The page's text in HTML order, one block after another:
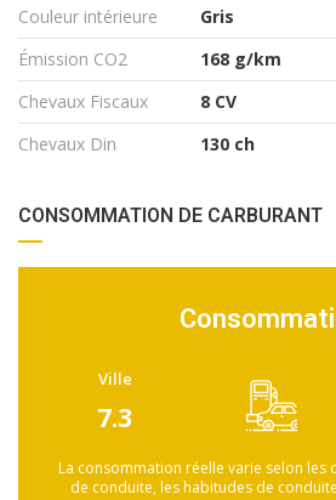
Couleur intérieure
Gris
Émission CO2
168 g/km
Chevaux Fiscaux
8 CV
Chevaux Din
130 ch
CONSOMMATION DE CARBURANT
Ville
7.3
La consommation réelle varie selon les
de conduite, les habitudes de